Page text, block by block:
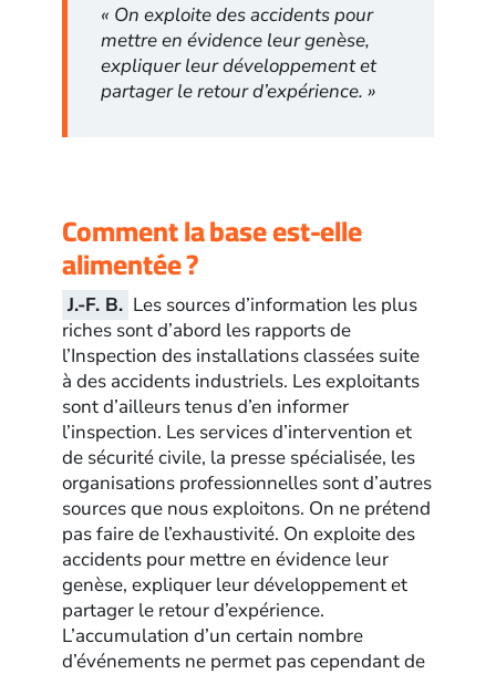
« On exploite des accidents pour
mettre en évidence leur genèse,
expliquer leur développement et
partager le retour d’expérience. »
Comment la base est-elle
alimentée ?
J.-F. B. Les sources d’information les plus
riches sont d’abord les rapports de
l’Inspection des installations classées suite
à des accidents industriels. Les exploitants
sont d’ailleurs tenus d’en informer
l’inspection. Les services d’intervention et
de sécurité civile, la presse spécialisée, les
organisations professionnelles sont d’autres
sources que nous exploitons. On ne prétend
pas faire de l’exhaustivité. On exploite des
accidents pour mettre en évidence leur
genèse, expliquer leur développement et
partager le retour d’expérience.
L’accumulation d’un certain nombre
d’événements ne permet pas cependant de